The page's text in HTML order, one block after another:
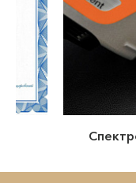
Vanta Element